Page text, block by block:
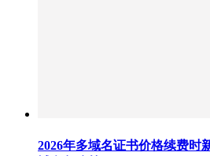
2026年多域名证书价格续费时